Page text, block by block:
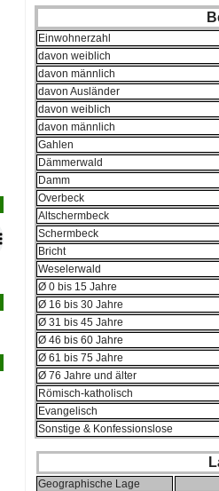
Einwohnerzahl
davon weiblich
davon männlich
davon Ausländer
davon weiblich
davon männlich
Gahlen
Dämmerwald
Damm
Overbeck
Altschermbeck
Schermbeck
Bricht
Weselerwald
Ø 0 bis 15 Jahre
Ø 16 bis 30 Jahre
Ø 31 bis 45 Jahre
Ø 46 bis 60 Jahre
Ø 61 bis 75 Jahre
Ø 76 Jahre und älter
Römisch-katholisch
Evangelisch
Sonstige & Konfessionslose
Geographische Lage